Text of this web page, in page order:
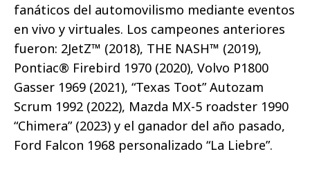
fanáticos del automovilismo mediante eventos
en vivo y virtuales. Los campeones anteriores
fueron: 2JetZ™ (2018), THE NASH™ (2019),
Pontiac® Firebird 1970 (2020), Volvo P1800
Gasser 1969 (2021), “Texas Toot” Autozam
Scrum 1992 (2022), Mazda MX-5 roadster 1990
“Chimera” (2023) y el ganador del año pasado,
Ford Falcon 1968 personalizado “La Liebre”.